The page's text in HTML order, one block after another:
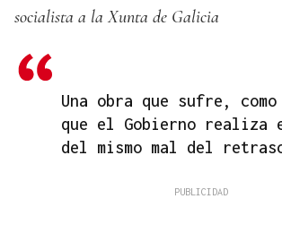
socialista a la Xunta de Galicia
Una obra que sufre,
que el Gobierno realiza
del mismo mal del